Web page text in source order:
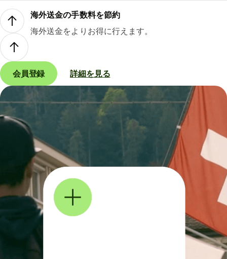
海外送金の手数料を節約
海外送金をよりお得に行えます。
会員登録 詳細を見る